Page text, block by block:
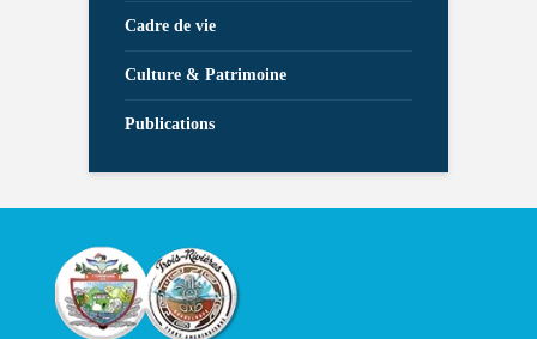
Cadre de vie
Culture & Patrimoine
Publications